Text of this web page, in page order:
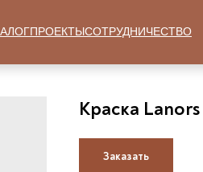
Краска
Заказать
ПРОЕКТЫСОТРУДНИЧЕСТВО